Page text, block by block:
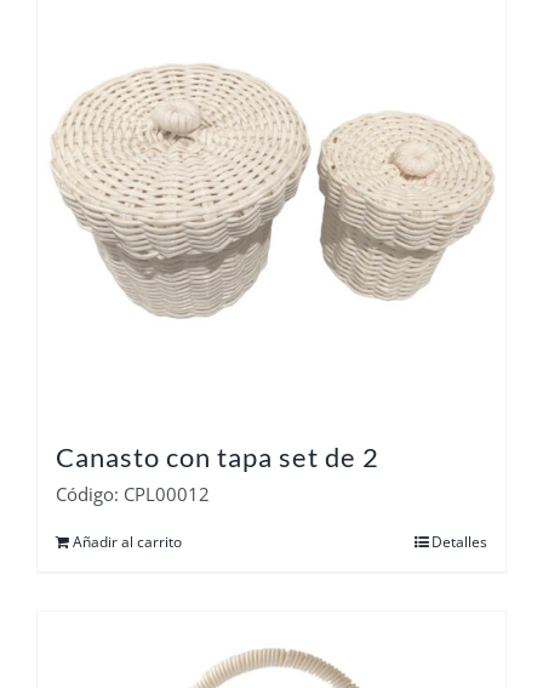
Canasto con tapa set de 2
Código: CPL00012
Añadir al carrito Detalles